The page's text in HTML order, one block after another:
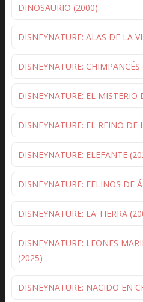
DINOSAURIO (2000)
DISNEYNATURE: ALAS DE LA
DISNEYNATURE:
DISNEYNATURE: EL
DISNEYNATURE: EL REINO
DISNEYNATURE: ELEFANTE
DISNEYNATURE: FELINOS DE
DISNEYNATURE: LA TIERRA
DISNEYNATURE: LEONES
(2025)
DISNEYNATURE: NACIDO EN